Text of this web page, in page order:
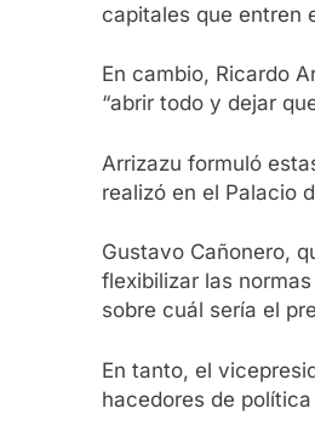
capitales que entren
En cambio, Ricardo
“abrir todo y dejar
Arrizazu formuló
realizó en el Palacio
Gustavo Cañonero,
flexibilizar las
sobre cuál sería el
En tanto, el
hacedores de